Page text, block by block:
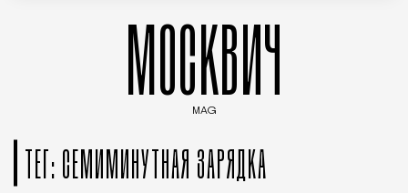
МОСКВИЧ
MAG
ТЕГ: СЕМИМИНУТНАЯ ЗАРЯДКА